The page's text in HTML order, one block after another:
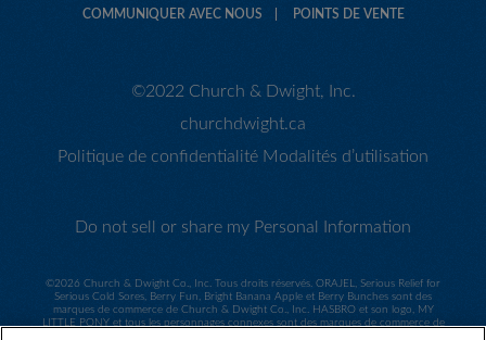
COMMUNIQUER AVEC NOUS POINTS DE VENTE
©2022 Church & Dwight, Inc.
churchdwight.ca
Politique de confidentialité Modalités d’utilisation
Do not sell or share my Personal Information
©2026 Church & Dwight Co., Inc. Tous droits réservés. ORAJEL, Serious Relief for
Serious Cold Sores, Berry Fun, Bright Banana Apple et Berry Bunches sont des
marques de commerce de Church & Dwight Co., Inc. HASBRO et son logo, MY
LITTLE PONY et tous les personnages connexes sont des marques de commerce de